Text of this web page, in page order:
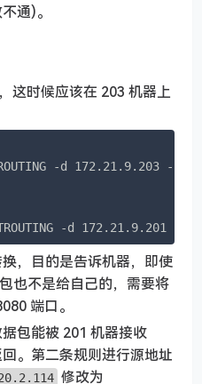
通)。
这时候应该在 203 机器上
-d 172.21.9.203 -
-d 172.21.9.201
，目的是告诉机器，即使
也不是给自己的，需要将
端口。
包能被 201 机器接收
。第二条规则进行源地址
修改为